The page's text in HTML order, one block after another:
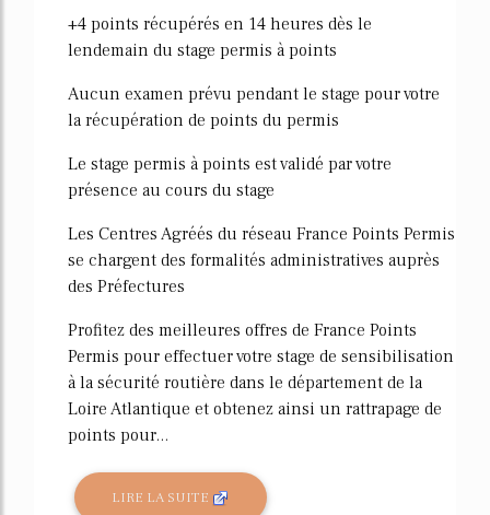
+4 points récupérés en 14 heures dès le
lendemain du stage permis à points
Aucun examen prévu pendant le stage pour votre
la récupération de points du permis
Le stage permis à points est validé par votre
présence au cours du stage
Les Centres Agréés du réseau France Points Permis
se chargent des formalités administratives auprès
des Préfectures
Profitez des meilleures offres de France Points
Permis pour effectuer votre stage de sensibilisation
à la sécurité routière dans le département de la
Loire Atlantique et obtenez ainsi un rattrapage de
points pour...
LIRE LA SUITE